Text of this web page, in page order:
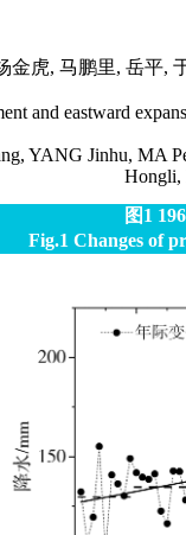
金虎, 马鹏里, 岳平,
and eastward
YANG Jinhu, MA
Hongli,
图1
Fig.1 Changes of